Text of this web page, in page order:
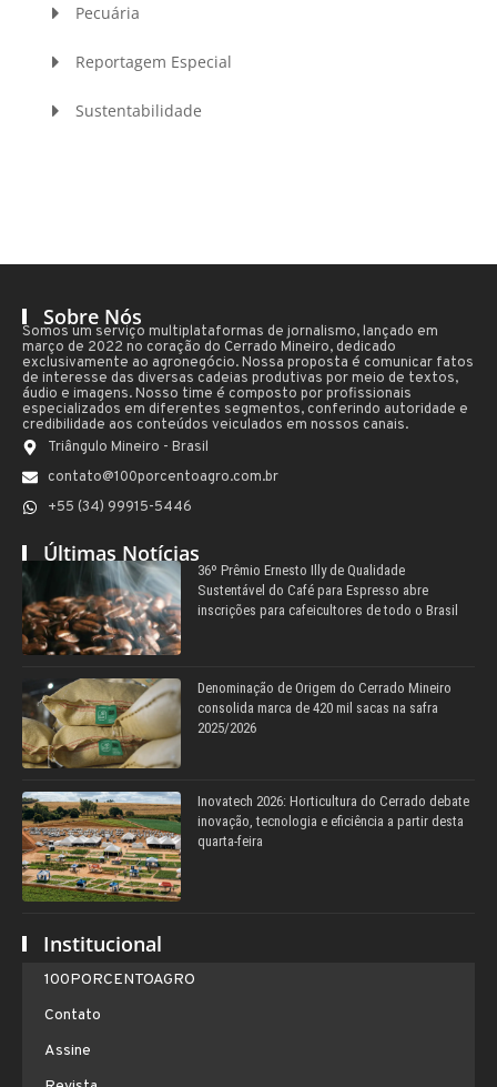
Pecuária
Reportagem Especial
Sustentabilidade
Sobre Nós
Somos um serviço multiplataformas de jornalismo, lançado em
março de 2022 no coração do Cerrado Mineiro, dedicado
exclusivamente ao agronegócio. Nossa proposta é comunicar fatos
de interesse das diversas cadeias produtivas por meio de textos,
áudio e imagens. Nosso time é composto por profissionais
especializados em diferentes segmentos, conferindo autoridade e
credibilidade aos conteúdos veiculados em nossos canais.
Triângulo Mineiro - Brasil
contato@100porcentoagro.com.br
+55 (34) 99915-5446
Últimas Notícias
36º Prêmio Ernesto Illy de Qualidade
Sustentável do Café para Espresso abre
inscrições para cafeicultores de todo o Brasil
Denominação de Origem do Cerrado Mineiro
consolida marca de 420 mil sacas na safra
2025/2026
Inovatech 2026: Horticultura do Cerrado debate
inovação, tecnologia e eficiência a partir desta
quarta-feira
Institucional
100PORCENTOAGRO
Contato
Assine